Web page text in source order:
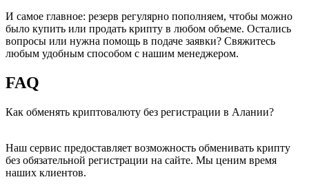
И самое главное: резерв регулярно пополняем, чтобы можно
было купить или продать крипту в любом объеме. Остались
вопросы или нужна помощь в подаче заявки? Свяжитесь
любым удобным способом с нашим менеджером.
FAQ
Как обменять криптовалюту без регистрации в Алании?
Наш сервис предоставляет возможность обменивать крипту
без обязательной регистрации на сайте. Мы ценим время
наших клиентов.